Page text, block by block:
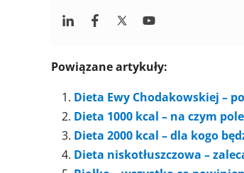
Powiązane artykuły:
Dieta Ewy Chodakowskiej –
Dieta 1000 kcal – na czym
Dieta 2000 kcal – dla kogo
Dieta niskotłuszczowa –